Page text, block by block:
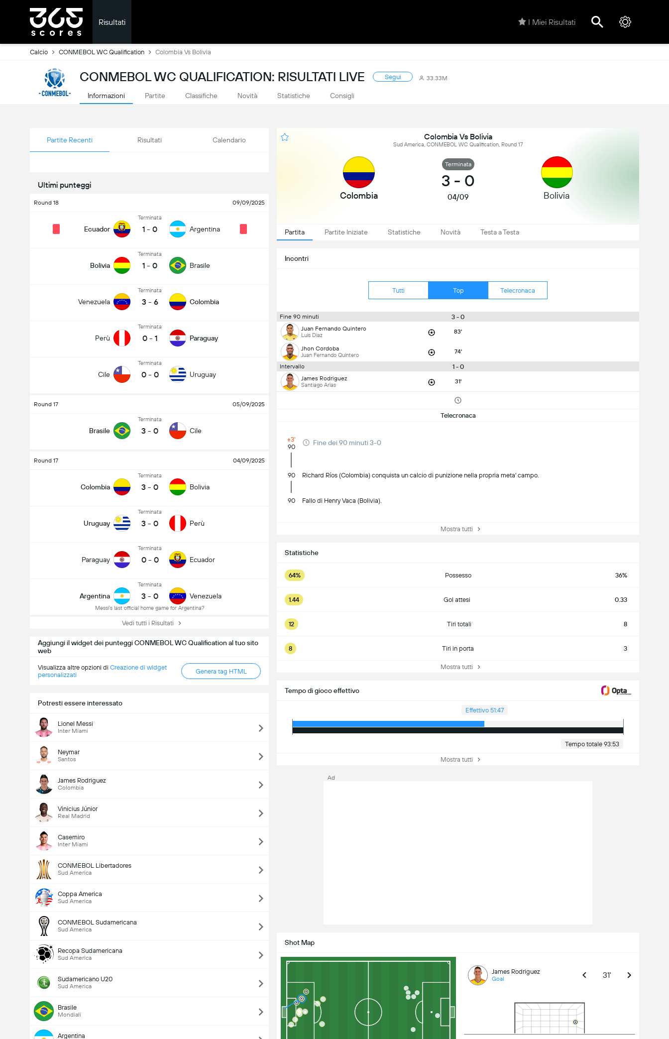
Risultati I Miei Risultati
Calcio CONMEBOL WC Qualification Colombia Vs Bolivia
CONMEBOL WC QUALIFICATION: RISULTATI LIVE Segui 33.33M
Informazioni Partite Classifiche Novità Statistiche Consigli
Partite Recenti Risultati Calendario
Ultimi punteggi
Round 18 09/09/2025
Ecuador
Terminata
1 - 0 Argentina
Bolivia
Terminata
1 - 0 Brasile
Venezuela
Terminata
3 - 6 Colombia
Perù
Terminata
0 - 1 Paraguay
Cile
Terminata
0 - 0 Uruguay
Round 17 05/09/2025
Brasile
Terminata
3 - 0 Cile
Round 17 04/09/2025
Colombia
Terminata
3 - 0 Bolivia
Uruguay
Terminata
3 - 0 Perù
Paraguay
Terminata
0 - 0 Ecuador
Argentina
Terminata
3 - 0
Messi's last official home game for Argentina?
Venezuela
Vedi tutti i Risultati
Aggiungi il widget dei punteggi CONMEBOL WC Qualification al tuo sito
web
Visualizza altre opzioni di Creazione di widget
personalizzati
Genera tag HTML
Potresti essere interessato
Lionel Messi
Inter Miami
Neymar
Santos
James Rodriguez
Colombia
Vinicius Júnior
Real Madrid
Casemiro
Inter Miami
CONMEBOL Libertadores
Sud America
Coppa America
Sud America
CONMEBOL Sudamericana
Sud America
Recopa Sudamericana
Sud America
Sudamericano U20
Sud America
Brasile
Mondiali
Argentina
Colombia Vs Bolivia
Sud America, CONMEBOL WC Qualification, Round 17
Colombia
Terminata
3 - 0
04/09 Bolivia
Partita Partite Iniziate Statistiche Novità Testa a Testa
Incontri
Tutti Top Telecronaca
Fine 90 minuti 3 - 0
Juan Fernando Quintero
Luis Diaz 83'
Jhon Cordoba
Juan Fernando Quintero 74'
Intervallo 1 - 0
James Rodriguez
Santiago Arias 31'
Telecronaca
+3'
90
Fine dei 90 minuti 3-0
90 Richard Ríos (Colombia) conquista un calcio di punizione nella propria meta' campo.
90 Fallo di Henry Vaca (Bolivia).
Mostra tutti
Statistiche
64% Possesso 36%
1.44 Gol attesi 0.33
12 Tiri totali 8
8 Tiri in porta 3
Mostra tutti
Tempo di gioco effettivo
Effettivo 51:47
Tempo totale 93:53
Mostra tutti
Shot Map
James Rodriguez
Goal 31'
Ad